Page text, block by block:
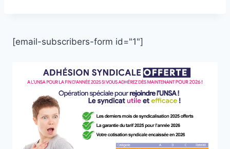
[email-subscribers-form id="1"]